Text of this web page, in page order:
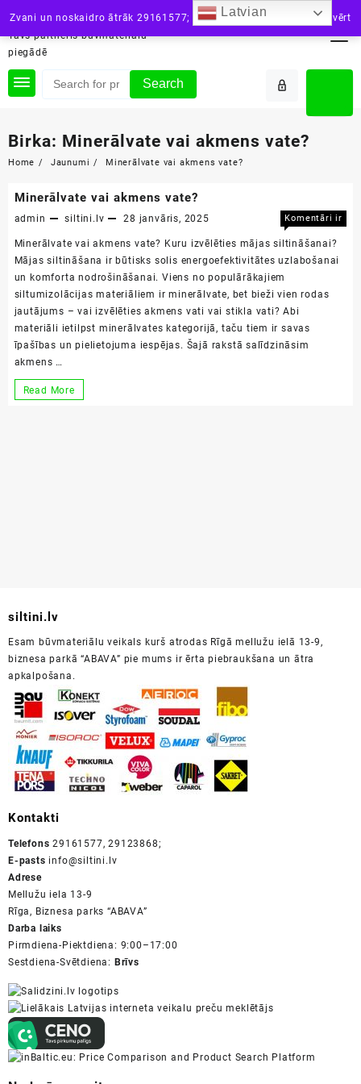
Zvani un noskaidro ātrāk 29161577; vai raksti: info@siltini.lvAizvērt
content
siltini.lv
Tavs partneris būvmateriālu
piegādē
Search
Birka: Minerālvate vai akmens vate?
Home Jaunumi Minerālvate vai akmens vate?
Minerālvate vai akmens vate?
admin siltini.lv 28 janvāris, 2025
Komentāri ir
vai
Minerālvate vai akmens vate? Kuru izvēlēties mājas siltināšanai?
Mājas siltināšana ir būtisks solis energoefektivitātes uzlabošanai
un komforta nodrošināšanai. Viens no populārākajiem
siltumizolācijas materiāliem ir minerālvate, bet bieži vien rodas
jautājums – vai izvēlēties akmens vati vai stikla vati? Abi
materiāli ietilpst minerālvates kategorijā, taču tiem ir savas
īpašības un pielietojuma iespējas. Šajā rakstā salīdzināsim
akmens …
Minerālvate
Read More
siltini.lv
Esam būvmateriālu veikals kurš atrodas Rīgā mellužu ielā 13-9,
biznesa parkā “ABAVA” pie mums ir ērta piebraukšana un ātra
apkalpošana.
Kontakti
Telefons 29161577, 29123868;
E-pasts info@siltini.lv
Adrese
Mellužu iela 13-9
Rīga, Biznesa parks “ABAVA”
Darba laiks
Pirmdiena-Piektdiena: 9:00–17:00
Sestdiena-Svētdiena: Brīvs
Latvian